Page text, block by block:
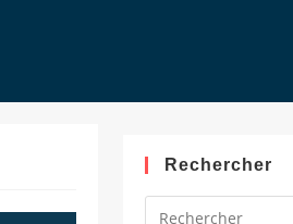
Rechercher